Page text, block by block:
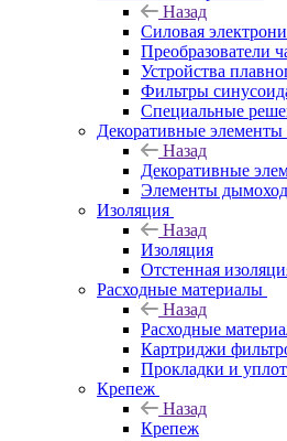
Назад
Силовая
Преобразователи
Устройства
Фильтры
Специальные
Декоративные элементы
Назад
Декоративные
Элементы
Изоляция
Назад
Изоляция
Отстенная
Расходные материалы
Назад
Расходные
Картриджи
Прокладки и
Крепеж
Назад
Крепеж